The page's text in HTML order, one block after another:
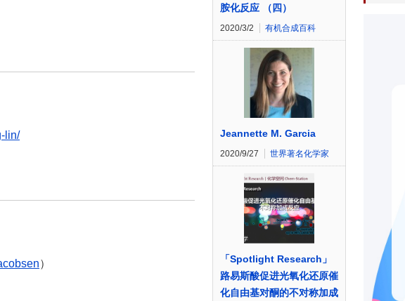
lin/
）
胺化反应 （四）
2020/3/2 有机合成百科
Jeannette M. Garcia
2020/9/27 世界著名化学家
「Spotlight Research」
路易斯酸促进光氧化还原催
化自由基对酮的不对称加成